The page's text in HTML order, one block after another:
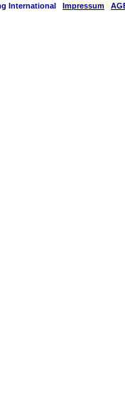
International Impressum